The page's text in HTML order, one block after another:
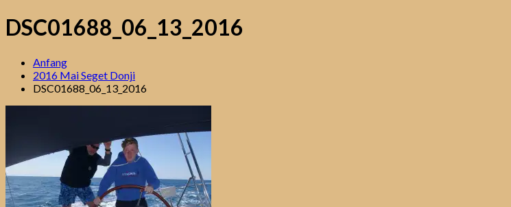
DSC01688_06_13_2016
Anfang
2016 Mai Seget Donji
DSC01688_06_13_2016